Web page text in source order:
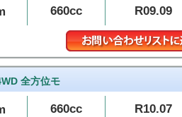
660cc R09.09
全方位モ
660cc R10.07